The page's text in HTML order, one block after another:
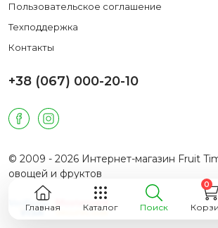
Пользовательское соглашение
Техподдержка
Контакты
+38 (067) 000-20-10
© 2009 - 2026 Интернет-магазин Fruit
овощей и фруктов
Главная Каталог Поиск
0